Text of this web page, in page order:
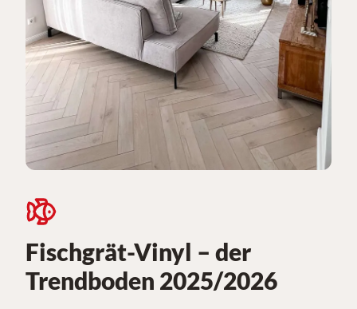
Fischgrät-Vinyl – der
Trendboden 2025/2026